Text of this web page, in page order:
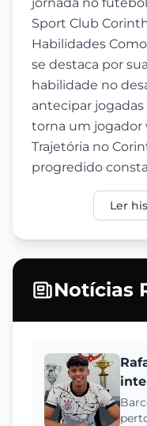
Sport Club
Habilidades
se destaca por
habilidade no
antecipar
torna um jogador
Trajetória no
progredido
Ler
Notícias